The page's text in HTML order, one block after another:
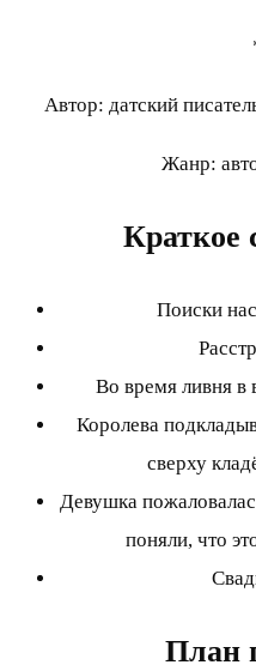
Автор: датский
Жанр:
Краткое
Поиски
Во время ливня в
Королева
сверху
Девушка
поняли, что
План